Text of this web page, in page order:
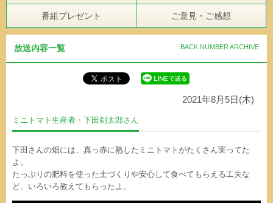
番組プレゼント ご意見・ご感想
放送内容一覧 BACK NUMBER ARCHIVE
2021年8月5日(木)
ミニトマト生産者・下田剣太郎さん
下田さんの畑には、真っ赤に熟したミニトマトがたくさん実ってた
よ。
たっぷりの肥料を使った土づくりや安心して食べてもらえる工夫な
ど、いろいろ教えてもらったよ。